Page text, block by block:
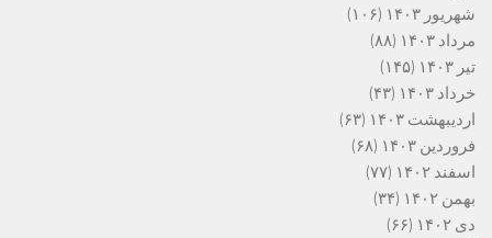
شهریور ۱۴۰۳
(۱۰۶)
مرداد ۱۴۰۳
(۸۸)
تیر ۱۴۰۳
(۱۴۵)
خرداد ۱۴۰۳
(۴۳)
اردیبهشت ۱۴۰۳
(۶۳)
فروردین ۱۴۰۳
(۶۸)
اسفند ۱۴۰۲
(۷۷)
بهمن ۱۴۰۲
(۳۴)
دی ۱۴۰۲
(۶۶)